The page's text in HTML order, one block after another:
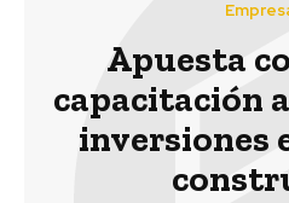
Apuesta
capacitación
inversiones